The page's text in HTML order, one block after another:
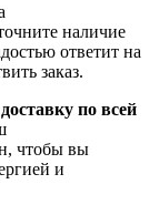
наличие
ответит на
заказ.
доставку по всей
чтобы вы
и